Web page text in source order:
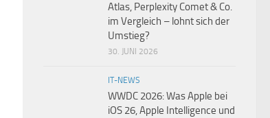
Atlas, Perplexity Comet & Co.
im Vergleich – lohnt sich der
Umstieg?
30. JUNI 2026
IT-NEWS
WWDC 2026: Was Apple bei
iOS 26, Apple Intelligence und